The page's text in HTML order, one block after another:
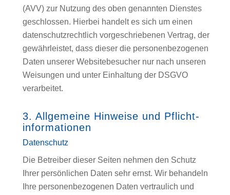
(AVV) zur Nutzung des oben genannten Dienstes
geschlossen. Hierbei handelt es sich um einen
datenschutzrechtlich vorgeschriebenen Vertrag, der
gewährleistet, dass dieser die personenbezogenen
Daten unserer Websitebesucher nur nach unseren
Weisungen und unter Einhaltung der DSGVO
verarbeitet.
3. Allgemeine Hinweise und Pflicht­
informationen
Datenschutz
Die Betreiber dieser Seiten nehmen den Schutz
Ihrer persönlichen Daten sehr ernst. Wir behandeln
Ihre personenbezogenen Daten vertraulich und